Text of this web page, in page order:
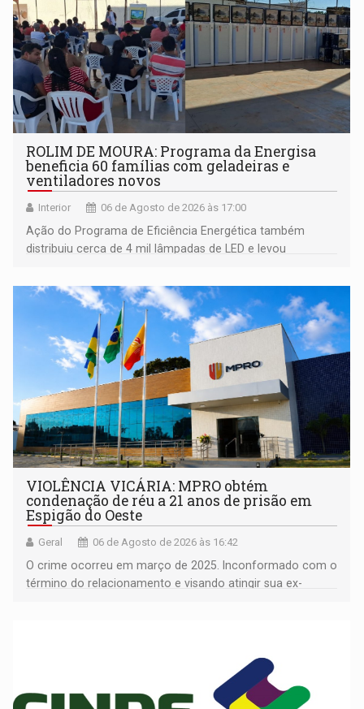
ROLIM DE MOURA: Programa da Energisa
beneficia 60 famílias com geladeiras e
ventiladores novos
Interior 06 de Agosto de 2026 às 17:00
Ação do Programa de Eficiência Energética também
distribuiu cerca de 4 mil lâmpadas de LED e levou
comunidade
VIOLÊNCIA VICÁRIA: MPRO obtém
condenação de réu a 21 anos de prisão em
Espigão do Oeste
Geral 06 de Agosto de 2026 às 16:42
O crime ocorreu em março de 2025. Inconformado com o
término do relacionamento e visando atingir sua ex-